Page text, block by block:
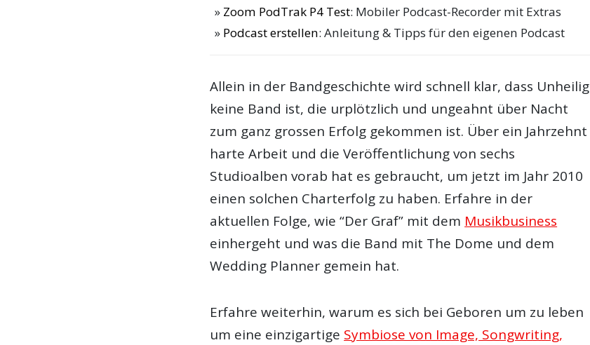
Zoom PodTrak P4 Test: Mobiler Podcast-Recorder mit Extras
Podcast erstellen: Anleitung & Tipps für den eigenen Podcast
Allein in der Bandgeschichte wird schnell klar, dass Unheilig
keine Band ist, die urplötzlich und ungeahnt über Nacht
zum ganz grossen Erfolg gekommen ist. Über ein Jahrzehnt
harte Arbeit und die Veröffentlichung von sechs
Studioalben vorab hat es gebraucht, um jetzt im Jahr 2010
einen solchen Charterfolg zu haben. Erfahre in der
aktuellen Folge, wie “Der Graf” mit dem Musikbusiness
einhergeht und was die Band mit The Dome und dem
Wedding Planner gemein hat.
Erfahre weiterhin, warum es sich bei Geboren um zu leben
um eine einzigartige Symbiose von Image, Songwriting,